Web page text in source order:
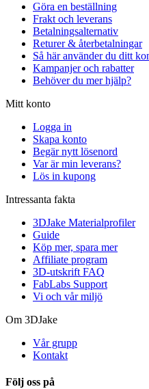
Göra en beställning
Frakt och leverans
Betalningsalternativ
Returer & återbetalningar
Så här använder du ditt
Kampanjer och rabatter
Behöver du mer hjälp?
Mitt konto
Logga in
Skapa konto
Begär nytt lösenord
Var är min leverans?
Lös in kupong
Intressanta fakta
3DJake Materialprofiler
Guide
Köp mer, spara mer
Affiliate program
3D-utskrift FAQ
FabLabs Support
Vi och vår miljö
Om 3DJake
Vår grupp
Kontakt
Följ oss på